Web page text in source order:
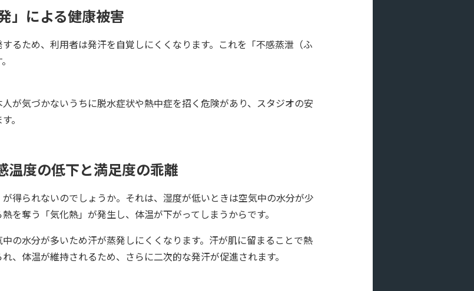
」による健康被害
るため、利用者は発汗を自覚しにくくなります。これを「不感蒸泄（ふ
が気づかないうちに脱水症状や熱中症を招く危険があり、スタジオの安
。
度の低下と満足度の乖離
得られないのでしょうか。それは、湿度が低いときは空気中の水分が少
を奪う「気化熱」が発生し、体温が下がってしまうからです。
の水分が多いため汗が蒸発しにくくなります。汗が肌に留まることで熱
、体温が維持されるため、さらに二次的な発汗が促進されます。